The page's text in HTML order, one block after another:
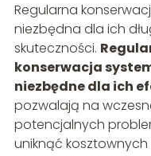
Regularna
niezbędna dla ich
skuteczności.
konserwacja
niezbędne dla ich
pozwalają na
potencjalnych
uniknąć